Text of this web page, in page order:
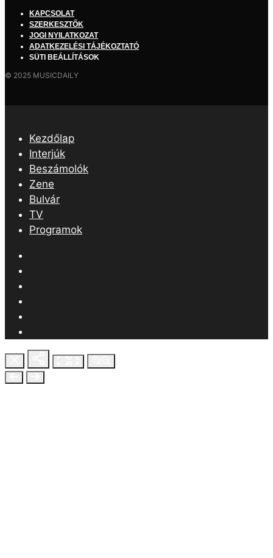
KAPCSOLAT
SZERKESZTŐK
JOGI NYILATKOZAT
ADATKEZELÉSI TÁJÉKOZTATÓ
SÜTI BEÁLLÍTÁSOK
© 2025 MUSICDAILY
Kezdőlap
Interjúk
Beszámolók
Zene
Bulvár
TV
Programok